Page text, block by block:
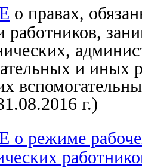
о правах,
работников,
и иных
г.)